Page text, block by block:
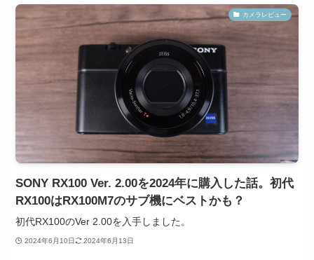
カメラレビュー
SONY RX100 Ver. 2.00を2024年に購入した話。初代
RX100はRX100M7のサブ機にベストかも？
初代RX100のVer 2.00を入手しました。
2024年6月10日 2024年6月13日